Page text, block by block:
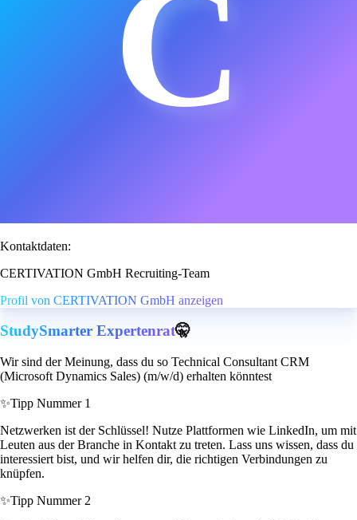
C
Kontaktdaten:
CERTIVATION GmbH Recruiting-Team
Profil von CERTIVATION GmbH anzeigen
StudySmarter Expertenrat🤫
Wir sind der Meinung, dass du so Technical Consultant CRM
(Microsoft Dynamics Sales) (m/w/d) erhalten könntest
✨Tipp Nummer 1
Netzwerken ist der Schlüssel! Nutze Plattformen wie LinkedIn, um mit
Leuten aus der Branche in Kontakt zu treten. Lass uns wissen, dass du
interessiert bist, und wir helfen dir, die richtigen Verbindungen zu
knüpfen.
✨Tipp Nummer 2